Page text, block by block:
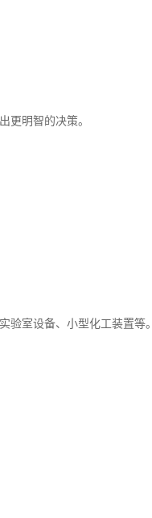
更明智的决策。
验室设备、小型化工装置等。